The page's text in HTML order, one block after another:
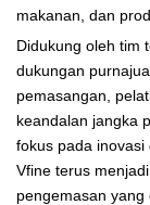
makanan, dan
Didukung oleh tim
dukungan
pemasangan,
keandalan jangka
fokus pada inovasi
Vfine terus
pengemasan yang